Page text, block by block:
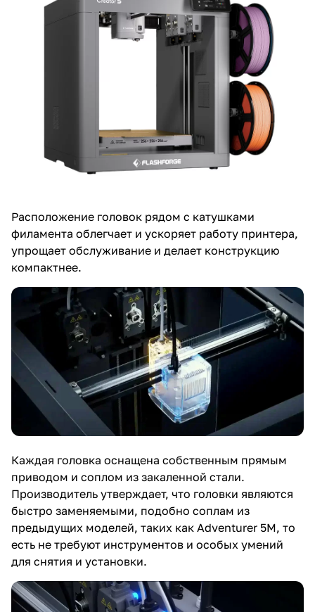
Расположение головок рядом с катушками
филамента облегчает и ускоряет работу принтера,
упрощает обслуживание и делает конструкцию
компактнее.
Каждая головка оснащена собственным прямым
приводом и соплом из закаленной стали.
Производитель утверждает, что головки являются
быстро заменяемыми, подобно соплам из
предыдущих моделей, таких как Adventurer 5M, то
есть не требуют инструментов и особых умений
для снятия и установки.